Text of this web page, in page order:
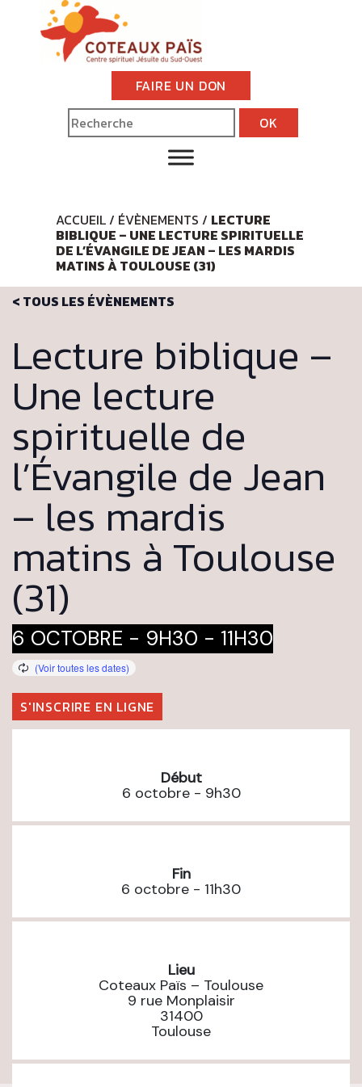
FAIRE UN DON
ACCUEIL/ ÉVÈNEMENTS / LECTURE
BIBLIQUE – UNE LECTURE SPIRITUELLE
DE L’ÉVANGILE DE JEAN – LES MARDIS
MATINS À TOULOUSE (31)
< TOUS LES ÉVÈNEMENTS
Lecture biblique –
Une lecture
spirituelle de
l’Évangile de Jean
– les mardis
matins à Toulouse
(31)
6 OCTOBRE - 9H30 - 11H30
S'INSCRIRE EN LIGNE
Début
6 octobre - 9h30
Fin
6 octobre - 11h30
Lieu
Coteaux Païs – Toulouse
9 rue Monplaisir
31400
Toulouse